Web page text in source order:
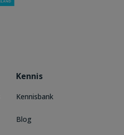
Kennis
Kennisbank
Blog